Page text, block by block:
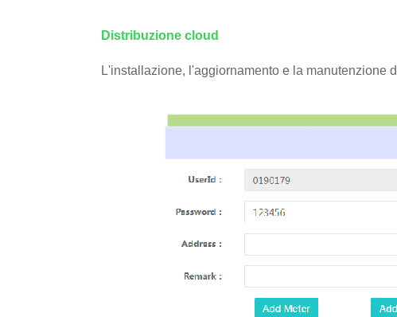
Distribuzione cloud
L'installazione, l'aggiornamento e la manutenzione